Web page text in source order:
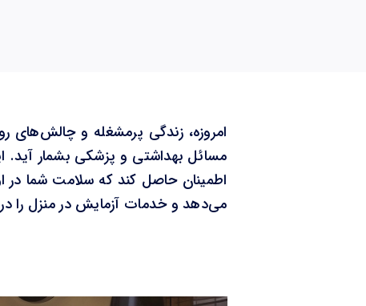
امروزه، زندگی پرمشغله و چالش‌های
مسائل بهداشتی و پزشکی بشمار آید.
اطمینان حاصل کند که سلامت شما در
می‌دهد و خدمات آزمایش در منزل را در